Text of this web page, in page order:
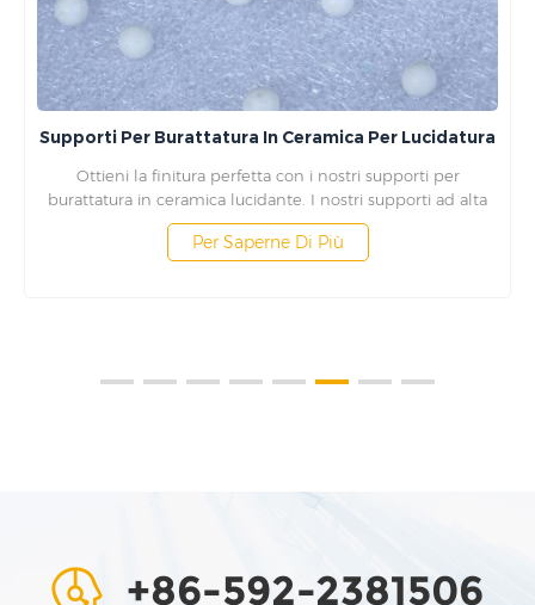
Supporti Per Burattatura In Ceramica Per Lucidatura
Ottieni la finitura perfetta con i nostri supporti per
burattatura in ceramica lucidante. I nostri supporti ad alta
densità e multiforme offrono una resistenza all'usura
duratura e finiture superficiali uniformi nei processi di
Per Saperne Di Più
+86-592-2381506